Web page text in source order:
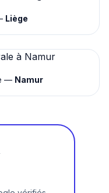
Liège
— Namur